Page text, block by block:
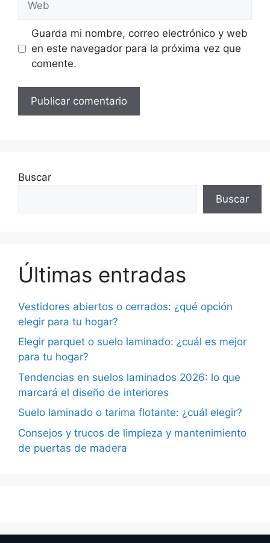
Guarda mi nombre, correo electrónico y web
en este navegador para la próxima vez que
comente.
Buscar
Buscar
Últimas entradas
Vestidores abiertos o cerrados: ¿qué opción
elegir para tu hogar?
Elegir parquet o suelo laminado: ¿cuál es mejor
para tu hogar?
Tendencias en suelos laminados 2026: lo que
marcará el diseño de interiores
Suelo laminado o tarima flotante: ¿cuál elegir?
Consejos y trucos de limpieza y mantenimiento
de puertas de madera